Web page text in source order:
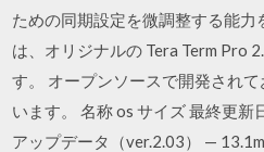
ための同期設定を微調整する能力
は、オリジナルの Tera Term Pro
す。 オープンソースで開発され
います。 名称 os サイズ 最終更
アップデータ（ver.2.03） —